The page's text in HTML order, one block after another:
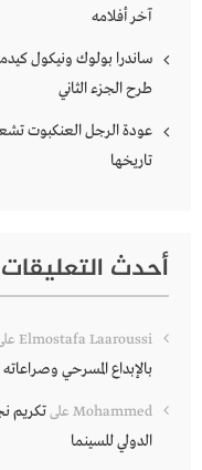
آخر أفلامه
طرح الجزء الثاني
عودة الرجل العنكبوت
تاريخها
أحدث التعليقات
Elmostafa Laaroussi
بالإبداع المسرحي وصراعاته
Mohammed علىتكريم
الدولي للسينما